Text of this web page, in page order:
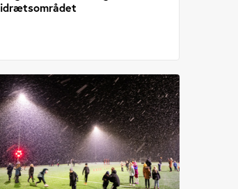
idrætsområdet